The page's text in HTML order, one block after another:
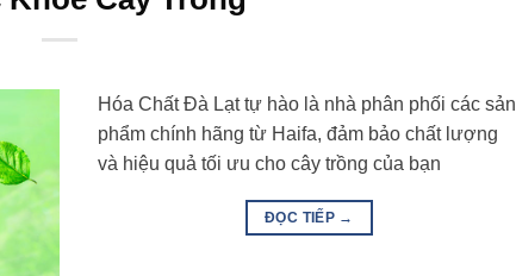
Hóa Chất Đà Lạt tự hào là nhà phân phối các sản
phẩm chính hãng từ Haifa, đảm bảo chất lượng
và hiệu quả tối ưu cho cây trồng của bạn
ĐỌC TIẾP →